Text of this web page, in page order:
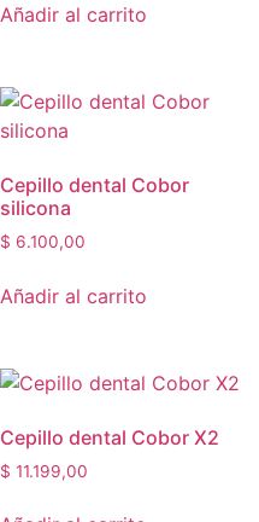
Añadir al carrito
Cepillo dental Cobor
silicona
$ 6.100,00
Añadir al carrito
Cepillo dental Cobor X2
$ 11.199,00